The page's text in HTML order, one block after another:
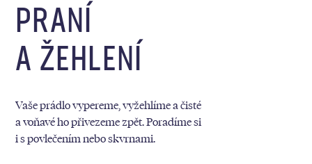
PRANÍ
A ŽEHLENÍ
Vaše prádlo vypereme, vyžehlíme a čisté
a voňavé ho přivezeme zpět. Poradíme si
i s povlečením nebo skvrnami.